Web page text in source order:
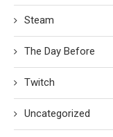
Steam
The Day Before
Twitch
Uncategorized